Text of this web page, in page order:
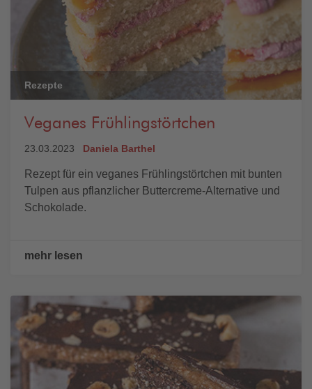
Rezepte
Veganes Frühlingstörtchen
23.03.2023 Daniela Barthel
Rezept für ein veganes Frühlingstörtchen mit bunten
Tulpen aus pflanzlicher Buttercreme-Alternative und
Schokolade.
mehr lesen